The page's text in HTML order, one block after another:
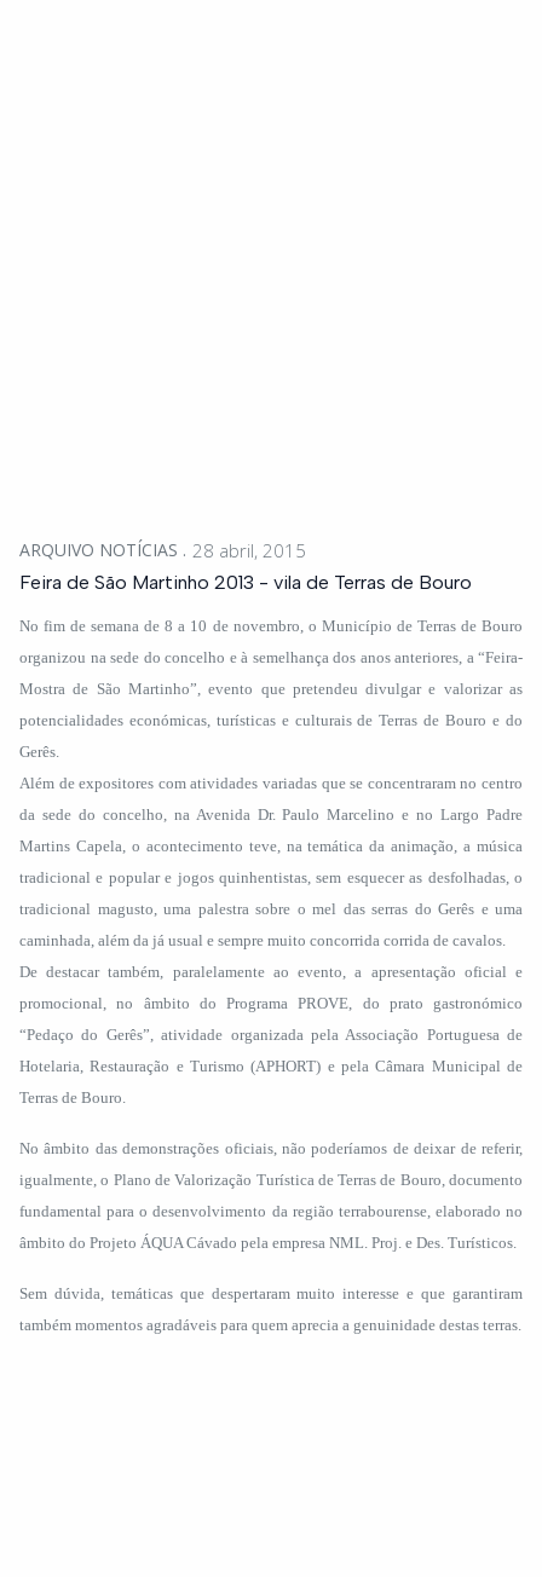
ARQUIVO NOTÍCIAS 28 abril, 2015
Feira de São Martinho 2013 - vila de Terras de Bouro
No fim de semana de 8 a 10 de novembro, o Município de Terras de Bouro
organizou na sede do concelho e à semelhança dos anos anteriores, a “Feira-
Mostra de São Martinho”, evento que pretendeu divulgar e valorizar as
potencialidades económicas, turísticas e culturais de Terras de Bouro e do
Gerês.
Além de expositores com atividades variadas que se concentraram no centro
da sede do concelho, na Avenida Dr. Paulo Marcelino e no Largo Padre
Martins Capela, o acontecimento teve, na temática da animação, a música
tradicional e popular e jogos quinhentistas, sem esquecer as desfolhadas, o
tradicional magusto, uma palestra sobre o mel das serras do Gerês e uma
caminhada, além da já usual e sempre muito concorrida corrida de cavalos.
De destacar também, paralelamente ao evento, a apresentação oficial e
promocional, no âmbito do Programa PROVE, do prato gastronómico
“Pedaço do Gerês”, atividade organizada pela Associação Portuguesa de
Hotelaria, Restauração e Turismo (APHORT) e pela Câmara Municipal de
Terras de Bouro.
No âmbito das demonstrações oficiais, não poderíamos de deixar de referir,
igualmente, o Plano de Valorização Turística de Terras de Bouro, documento
fundamental para o desenvolvimento da região terrabourense, elaborado no
âmbito do Projeto ÁQUA Cávado pela empresa NML. Proj. e Des. Turísticos.
Sem dúvida, temáticas que despertaram muito interesse e que garantiram
também momentos agradáveis para quem aprecia a genuinidade destas terras.